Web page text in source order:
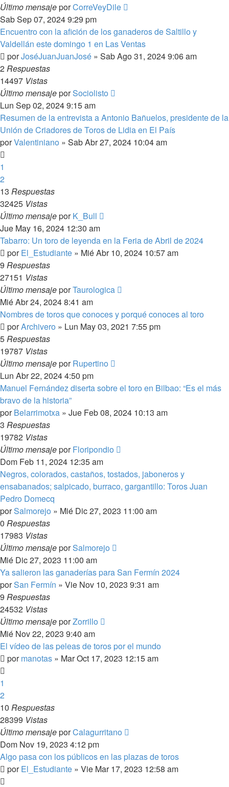
Último mensajeporCorreVeyDile
Sab Sep 07, 2024 9:29 pm
Encuentro con la afición de los ganaderos de Saltillo y
Valdellán este domingo 1 en Las Ventas
porJoséJuanJuanJosé » Sab Ago 31, 2024 9:06 am
2Respuestas
14497 Vistas
Último mensajeporSociolisto
Lun Sep 02, 2024 9:15 am
Resumen de la entrevista a Antonio Bañuelos, presidente de la
Unión de Criadores de Toros de Lidia en El País
porValentiniano » Sab Abr 27, 2024 10:04 am
1
2
13 Respuestas
32425 Vistas
Último mensajeporK_Bull
Jue May 16, 2024 12:30 am
Tabarro: Un toro de leyenda en la Feria de Abril de 2024
porEl_Estudiante » Mié Abr 10, 2024 10:57 am
9 Respuestas
27151 Vistas
Último mensajeporTaurologica
Mié Abr 24, 2024 8:41 am
Nombres de toros que conoces y porqué conoces al toro
porArchivero » Lun May 03, 2021 7:55 pm
5Respuestas
19787 Vistas
Último mensajeporRupertino
Lun Abr 22, 2024 4:50 pm
Manuel Fernández diserta sobre el toro en Bilbao: “Es el más
bravo de la historia”
porBelarrimotxa » Jue Feb 08, 2024 10:13 am
3 Respuestas
19782 Vistas
Último mensajeporFloripondio
Dom Feb 11, 2024 12:35 am
Negros, colorados, castaños, tostados, jaboneros y
ensabanados; salpicado, burraco, gargantillo: Toros Juan
Pedro Domecq
porSalmorejo » Mié Dic 27, 2023 11:00 am
0 Respuestas
17983 Vistas
Último mensajeporSalmorejo
Mié Dic 27, 2023 11:00 am
Ya salieron las ganaderías para San Fermín 2024
porSan Fermín » Vie Nov 10, 2023 9:31 am
9 Respuestas
24532 Vistas
Último mensajeporZorrillo
Mié Nov 22, 2023 9:40 am
El vídeo de las peleas de toros por el mundo
pormanotas » Mar Oct 17, 2023 12:15 am
1
2
10 Respuestas
28399 Vistas
Último mensajeporCalagurritano
Dom Nov 19, 2023 4:12 pm
Algo pasa con los públicos en las plazas de toros
porEl_Estudiante » Vie Mar 17, 2023 12:58 am